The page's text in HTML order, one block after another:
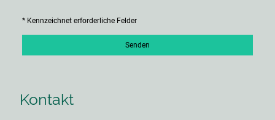
* Kennzeichnet erforderliche Felder
Senden
Kontakt